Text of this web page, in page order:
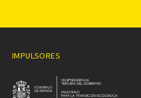
IMPULSORES